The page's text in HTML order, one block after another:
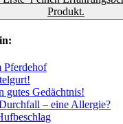
Produkt.
Pferdehof
gutes Gedächtnis!
– eine Allergie?